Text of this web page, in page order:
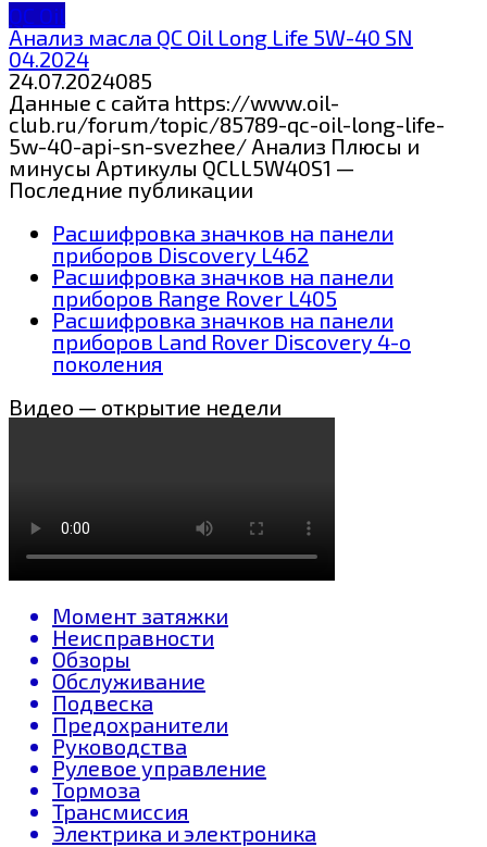
QC Oil
Анализ масла QC Oil Long Life 5W-40 SN
04.2024
24.07.2024085
Данные с сайта https://www.oil-
club.ru/forum/topic/85789-qc-oil-long-life-
5w-40-api-sn-svezhee/ Анализ Плюсы и
минусы Артикулы QCLL5W40S1 —
Последние публикации
Расшифровка значков на панели
приборов Discovery L462
Расшифровка значков на панели
приборов Range Rover L405
Расшифровка значков на панели
приборов Land Rover Discovery 4-о
поколения
Видео — открытие недели
Момент затяжки
Неисправности
Обзоры
Обслуживание
Подвеска
Предохранители
Руководства
Рулевое управление
Тормоза
Трансмиссия
Электрика и электроника